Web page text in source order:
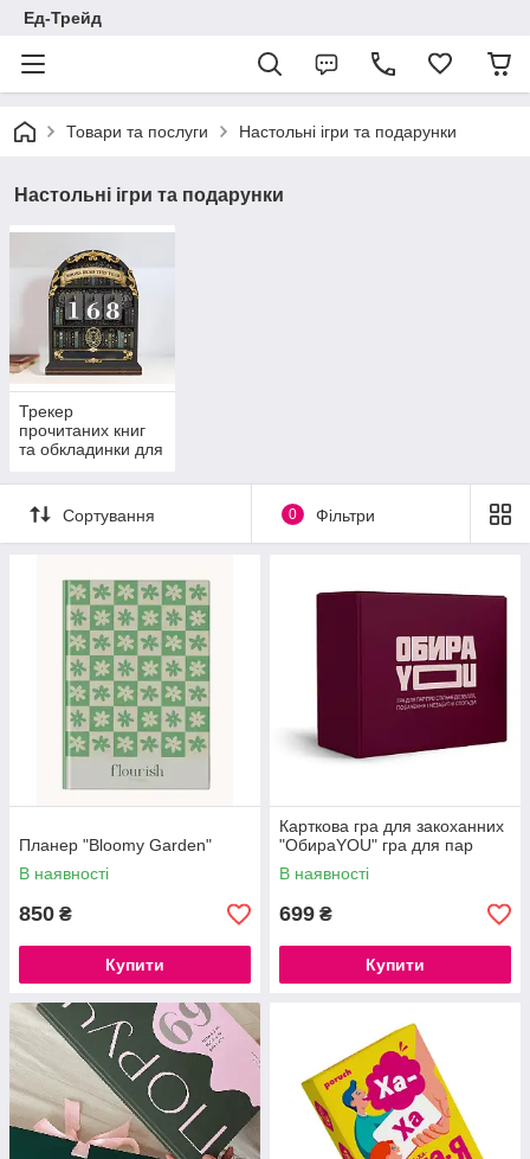
Ед-Трейд
Товари та послуги Настольні ігри та подарунки
Настольні ігри та подарунки
Трекер
прочитаних книг
та обкладинки для
Сортування 0 Фільтри
Планер "Bloomy Garden"
В наявності
850 ₴
Купити
Карткова гра для закоханних
"ОбираYOU" гра для пар
В наявності
699 ₴
Купити